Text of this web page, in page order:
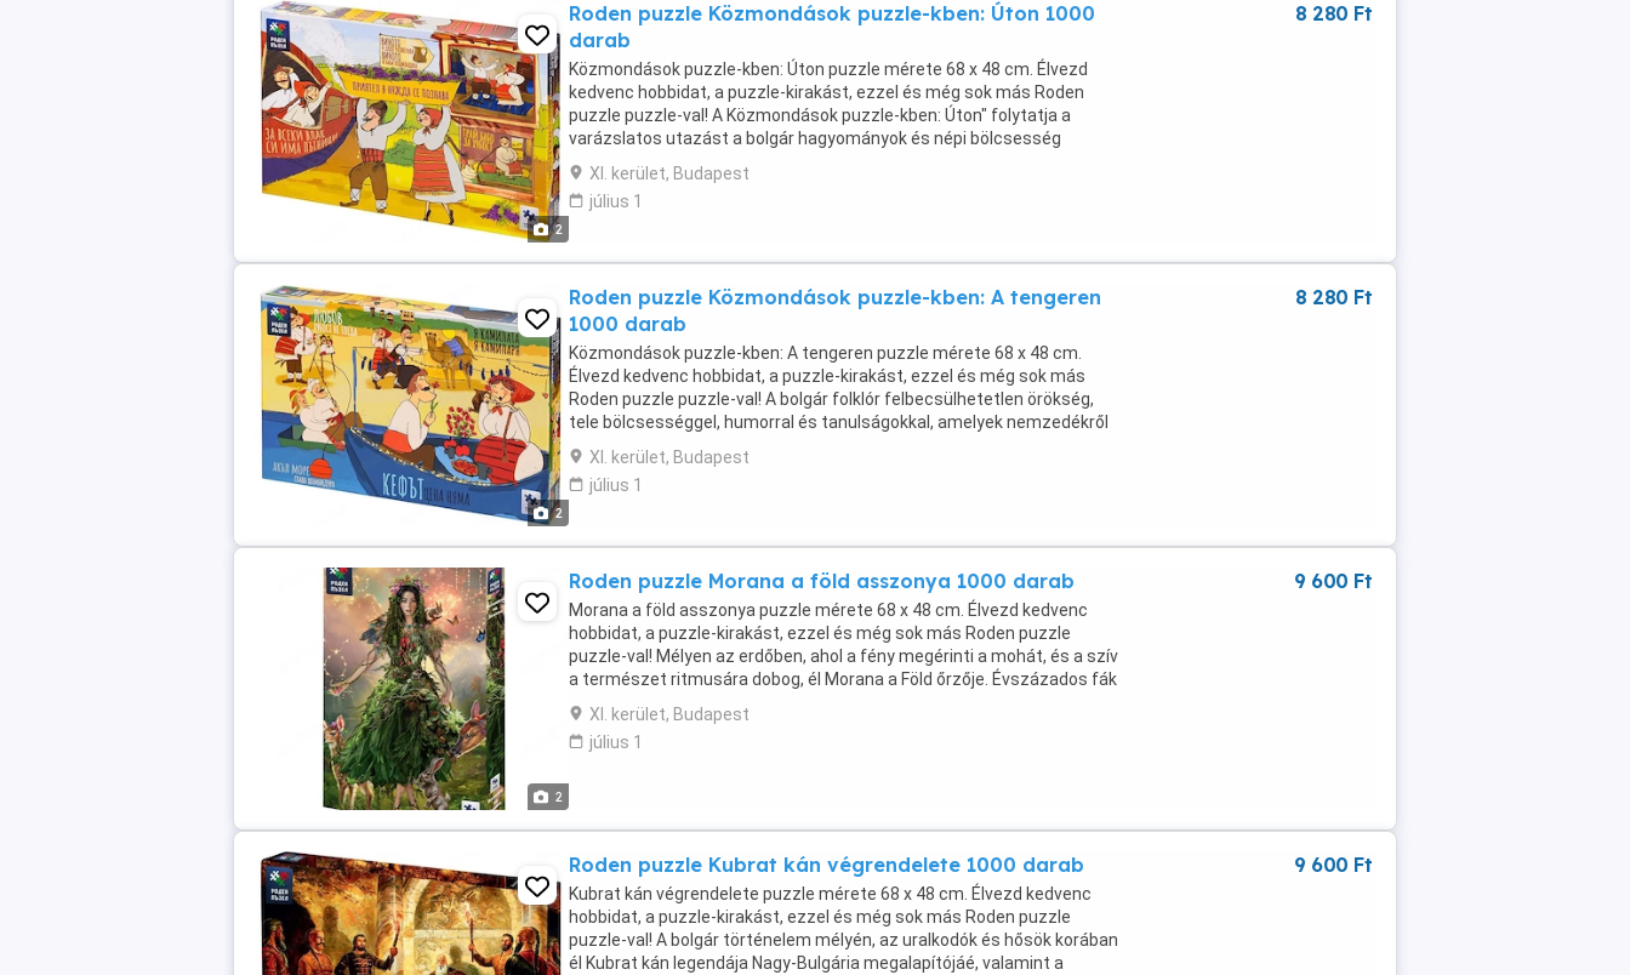
2
Roden puzzle Közmondások puzzle-kben: Úton 1000
darab
Közmondások puzzle-kben: Úton puzzle mérete 68 x 48 cm. Élvezd
kedvenc hobbidat, a puzzle-kirakást, ezzel és még sok más Roden
puzzle puzzle-val! A Közmondások puzzle-kben: Úton" folytatja a
varázslatos utazást a bolgár hagyományok és népi bölcsesség
világában. A munka és a teljesen megérdemelt pihenés ...
XI. kerület, Budapest
július 1
8 280 Ft
2
Roden puzzle Közmondások puzzle-kben: A tengeren
1000 darab
Közmondások puzzle-kben: A tengeren puzzle mérete 68 x 48 cm.
Élvezd kedvenc hobbidat, a puzzle-kirakást, ezzel és még sok más
Roden puzzle puzzle-val! A bolgár folklór felbecsülhetetlen örökség,
tele bölcsességgel, humorral és tanulságokkal, amelyek nemzedékről
nemzedékre öröklődnek. A Közmondások ...
XI. kerület, Budapest
július 1
8 280 Ft
2
Roden puzzle Morana a föld asszonya 1000 darab
Morana a föld asszonya puzzle mérete 68 x 48 cm. Élvezd kedvenc
hobbidat, a puzzle-kirakást, ezzel és még sok más Roden puzzle
puzzle-val! Mélyen az erdőben, ahol a fény megérinti a mohát, és a szív
a természet ritmusára dobog, él Morana a Föld őrzője. Évszázados fák
gyökereiből és a szél suttogásából ...
XI. kerület, Budapest
július 1
9 600 Ft
Roden puzzle Kubrat kán végrendelete 1000 darab
Kubrat kán végrendelete puzzle mérete 68 x 48 cm. Élvezd kedvenc
hobbidat, a puzzle-kirakást, ezzel és még sok más Roden puzzle
puzzle-val! A bolgár történelem mélyén, az uralkodók és hősök korában
él Kubrat kán legendája Nagy-Bulgária megalapítójáé, valamint a
9 600 Ft